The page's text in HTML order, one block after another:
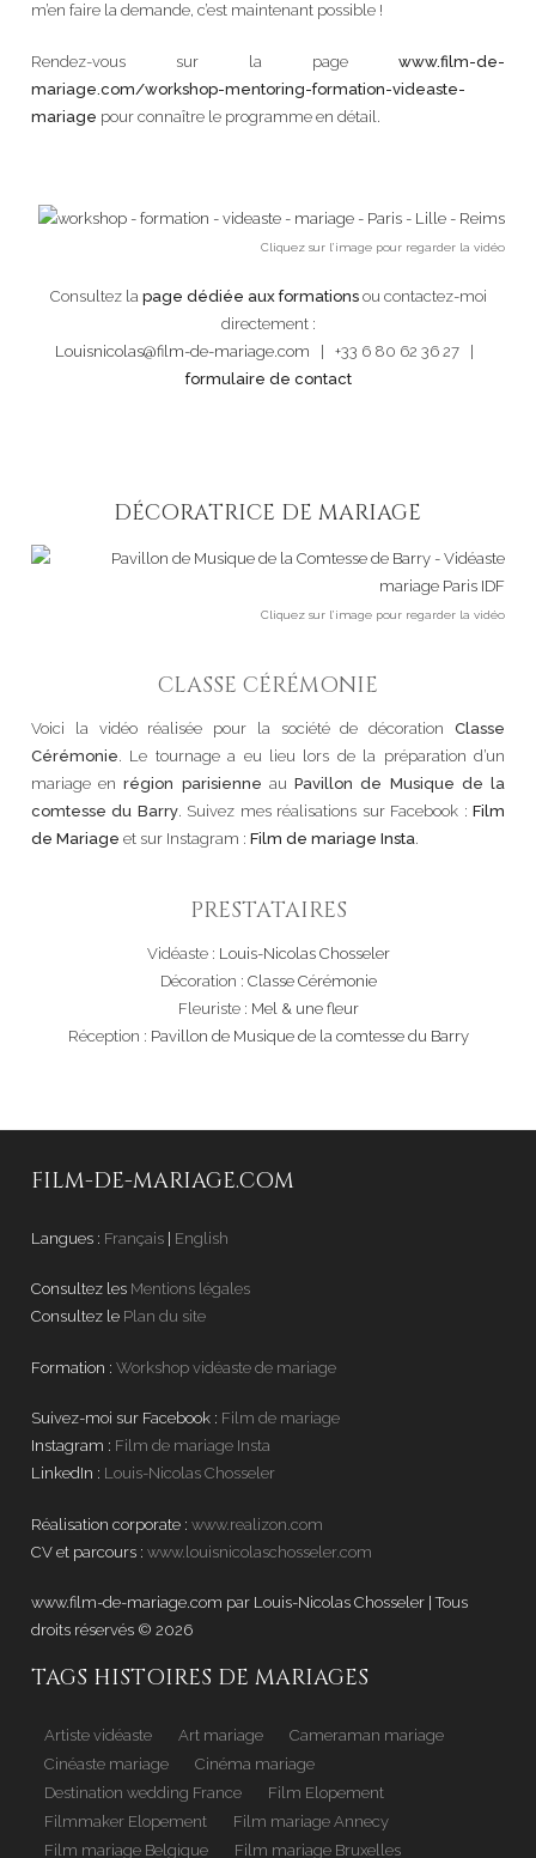
m’en faire la demande, c’est maintenant possible !
Rendez-vous sur la page www.film-de-
mariage.com/workshop-mentoring-formation-videaste-
mariage pour connaître le programme en détail.
Cliquez sur l’image pour regarder la vidéo
Consultez la page dédiée aux formationsou contactez-moi
directement :
Louisnicolas@film-de-mariage.com | +33 6 80 62 36 27 |
formulaire de contact
DÉCORATRICE DE MARIAGE
Cliquez sur l’image pour regarder la vidéo
CLASSE CÉRÉMONIE
Voici la vidéo réalisée pour la société de décoration Classe
Cérémonie. Le tournage a eu lieu lors de la préparation d’un
mariage enrégion parisienne auPavillon de Musique de la
comtesse du Barry. Suivez mes réalisations sur Facebook :Film
de Mariage et sur Instagram : Film de mariage Insta.
PRESTATAIRES
Vidéaste : Louis-Nicolas Chosseler
Décoration : Classe Cérémonie
Fleuriste : Mel & une fleur
Réception : Pavillon de Musique de la comtesse du Barry
FILM-DE-MARIAGE.COM
Langues : Français | English
Consultez les Mentions légales
Consultez le Plan du site
Formation : Workshop vidéaste de mariage
Suivez-moi sur Facebook : Film de mariage
Instagram : Film de mariage Insta
LinkedIn : Louis-Nicolas Chosseler
Réalisation corporate : www.realizon.com
CV et parcours : www.louisnicolaschosseler.com
www.film-de-mariage.com par Louis-Nicolas Chosseler | Tous
droits réservés © 2026
TAGS HISTOIRES DE MARIAGES
Artiste vidéaste Art mariage
Cameraman mariage
Cinéaste mariage
Cinéma mariage
Destination wedding France
Film Elopement
Filmmaker Elopement
Film mariage Annecy
Film mariage Belgique
Film mariage Bruxelles